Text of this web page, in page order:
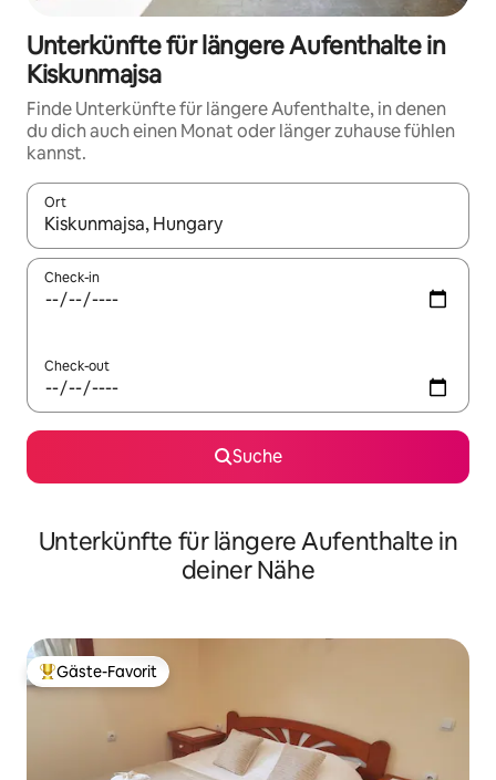
Unterkünfte für längere Aufenthalte in
Kiskunmajsa
Finde Unterkünfte für längere Aufenthalte, in denen
du dich auch einen Monat oder länger zuhause fühlen
kannst.
Ort
Wenn Ergebnisse verfügbar sind, navigiere mit den
Check-in
Check-out
Suche
Unterkünfte für längere Aufenthalte in
deiner Nähe
Beliebter Gäste-Favorit.
Gäste-Favorit